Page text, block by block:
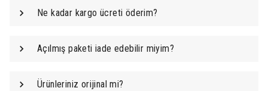
Ne kadar kargo ücreti öderim?
Açılmış paketi iade edebilir miyim?
Ürünleriniz orijinal mi?